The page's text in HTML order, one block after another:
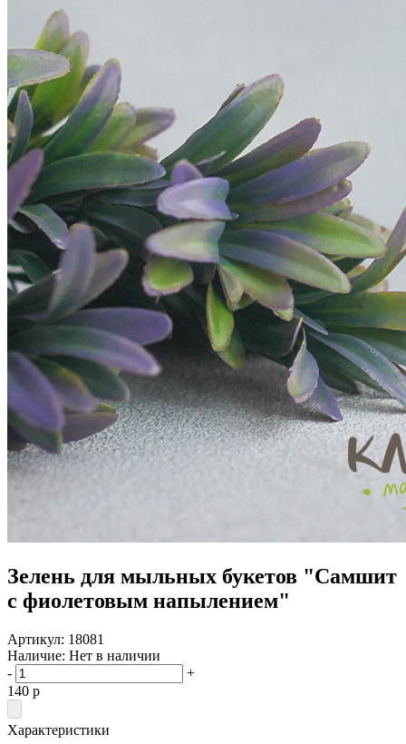
Зелень для мыльных букетов "Самшит
с фиолетовым напылением"
Артикул: 18081
Наличие: Нет в наличии
-
+
140 p
Характеристики